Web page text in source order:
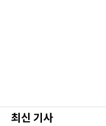
최신 기사